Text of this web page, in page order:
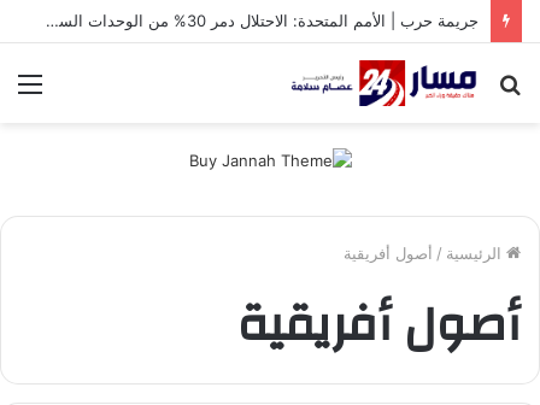
جريمة حرب | الأمم المتحدة: الاحتلال دمر 30% من الوحدات السكنية في غزة
بحث
الرئيسية / أصول أفريقية
أصول أفريقية